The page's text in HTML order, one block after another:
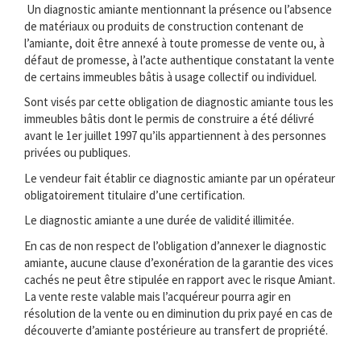
Un diagnostic amiante mentionnant la présence ou l’absence
de matériaux ou produits de construction contenant de
l’amiante, doit être annexé à toute promesse de vente ou, à
défaut de promesse, à l’acte authentique constatant la vente
de certains immeubles bâtis à usage collectif ou individuel.
Sont visés par cette obligation de diagnostic amiante tous les
immeubles bâtis dont le permis de construire a été délivré
avant le 1er juillet 1997 qu’ils appartiennent à des personnes
privées ou publiques.
Le vendeur fait établir ce diagnostic amiante par un opérateur
obligatoirement titulaire d’une certification.
Le diagnostic amiante a une durée de validité illimitée.
En cas de non respect de l’obligation d’annexer le diagnostic
amiante, aucune clause d’exonération de la garantie des vices
cachés ne peut être stipulée en rapport avec le risque Amiant.
La vente reste valable mais l’acquéreur pourra agir en
résolution de la vente ou en diminution du prix payé en cas de
découverte d’amiante postérieure au transfert de propriété.